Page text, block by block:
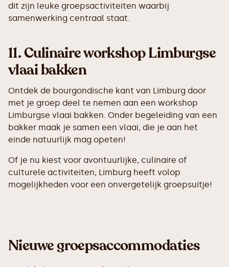
dit zijn leuke groepsactiviteiten waarbij
samenwerking centraal staat.
11.Culinaire workshop Limburgse
vlaai bakken
Ontdek de bourgondische kant van Limburg door
met je groep deel te nemen aan een workshop
Limburgse vlaai bakken. Onder begeleiding van een
bakker maak je samen een vlaai, die je aan het
einde natuurlijk mag opeten!
Of je nu kiest voor avontuurlijke, culinaire of
culturele activiteiten, Limburg heeft volop
mogelijkheden voor een onvergetelijk groepsuitje!
Nieuwe groepsaccommodaties